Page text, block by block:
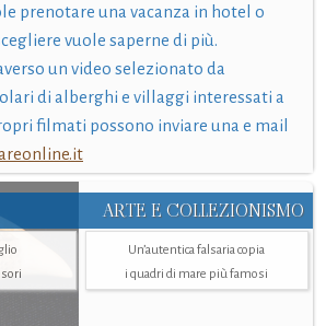
prenotare una vacanza in hotel o
vuole saperne di più.
un video selezionato da
di alberghi e villaggi interessati a
filmati possono inviare una e mail
ARTE E COLLEZIONISMO
Un’autentica falsaria copia
i quadri di mare più famosi